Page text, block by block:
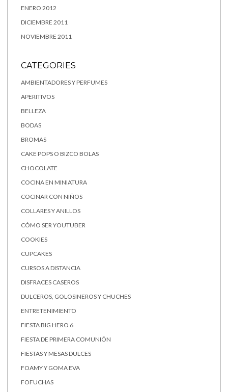
ENERO 2012
DICIEMBRE 2011
NOVIEMBRE 2011
CATEGORIES
AMBIENTADORES Y PERFUMES
APERITIVOS
BELLEZA
BODAS
BROMAS
CAKE POPS O BIZCO BOLAS
CHOCOLATE
COCINA EN MINIATURA
COCINAR CON NIÑOS
COLLARES Y ANILLOS
CÓMO SER YOUTUBER
COOKIES
CUPCAKES
CURSOS A DISTANCIA
DISFRACES CASEROS
DULCEROS, GOLOSINEROS Y CHUCHES
ENTRETENIMIENTO
FIESTA BIG HERO 6
FIESTA DE PRIMERA COMUNIÓN
FIESTAS Y MESAS DULCES
FOAMY Y GOMA EVA
FOFUCHAS